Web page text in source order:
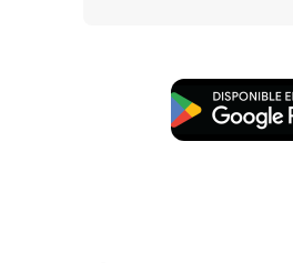
Descarga